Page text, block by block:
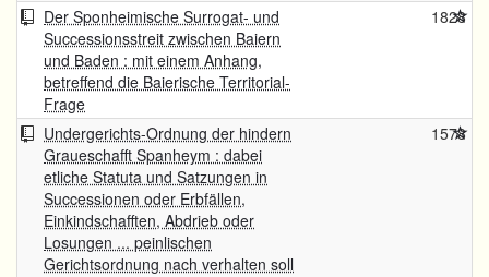
Der Sponheimische Surrogat- und
Successionsstreit zwischen Baiern
und Baden : mit einem Anhang,
betreffend die Baierische Territorial-
Frage
1828
Undergerichts-Ordnung der hindern
Graueschafft Spanheym : dabei
etliche Statuta und Satzungen in
Successionen oder Erbfällen,
Einkindschafften, Abdrieb oder
Losungen ... peinlischen
Gerichtsordnung nach verhalten soll
1578